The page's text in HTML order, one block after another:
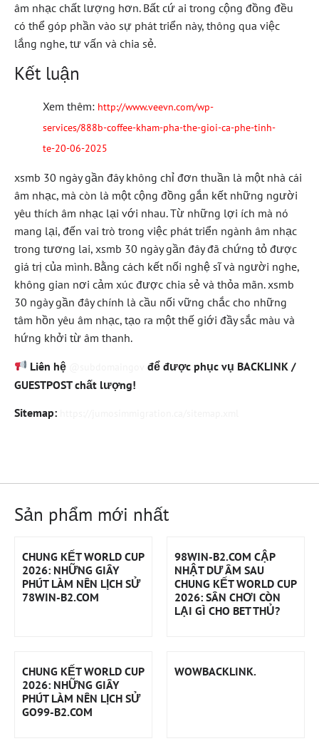
âm nhạc chất lượng hơn. Bất cứ ai trong cộng đồng đều
có thể góp phần vào sự phát triển này, thông qua việc
lắng nghe, tư vấn và chia sẻ.
Kết luận
Xem thêm: http://www.veevn.com/wp-
services/888b-coffee-kham-pha-the-gioi-ca-phe-tinh-
te-20-06-2025
xsmb 30 ngày gần đây không chỉ đơn thuần là một nhà cái
âm nhạc, mà còn là một cộng đồng gắn kết những người
yêu thích âm nhạc lại với nhau. Từ những lợi ích mà nó
mang lại, đến vai trò trong việc phát triển ngành âm nhạc
trong tương lai, xsmb 30 ngày gần đây đã chứng tỏ được
giá trị của mình. Bằng cách kết nối nghệ sĩ và người nghe,
không gian nơi cảm xúc được chia sẻ và thỏa mãn. xsmb
30 ngày gần đây chính là cầu nối vững chắc cho những
tâm hồn yêu âm nhạc, tạo ra một thế giới đầy sắc màu và
hứng khởi từ âm thanh.
Liên hệ
để được phục vụ BACKLINK /
GUESTPOST chất lượng!
Sitemap:
Sản phẩm mới nhất
CHUNG KẾT WORLD CUP
2026: NHỮNG GIÂY
PHÚT LÀM NÊN LỊCH SỬ
78WIN-B2.COM
98WIN-B2.COM CẬP
NHẬT DƯ ÂM SAU
CHUNG KẾT WORLD CUP
2026: SÂN CHƠI CÒN
LẠI GÌ CHO BET THỦ?
CHUNG KẾT WORLD CUP
2026: NHỮNG GIÂY
PHÚT LÀM NÊN LỊCH SỬ
GO99-B2.COM
WOWBACKLINK.